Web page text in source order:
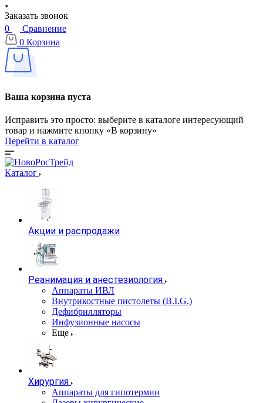
Заказать звонок
0
Сравнение
0 Корзина
Ваша корзина пуста
Исправить это просто: выберите в каталоге интересующий
товар и нажмите кнопку «В корзину»
Перейти в каталог
Каталог
Акции и распродажи
Реанимация и анестезиология
Аппараты ИВЛ
Внутрикостные пистолеты (B.I.G.)
Дефибрилляторы
Инфузионные насосы
Еще
Хирургия
Аппараты для гипотермии